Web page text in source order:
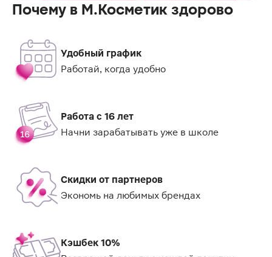
Почему в М.Косметик здорово
Удобный график
Работай, когда удобно
Работа с 16 лет
Начни зарабатывать уже в школе
Скидки от партнеров
Экономь на любимых брендах
Кэшбек 10%